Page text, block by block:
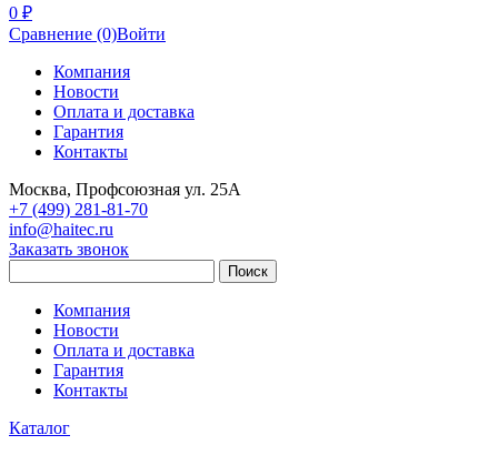
0 ₽
Сравнение (0)Войти
Компания
Новости
Оплата и доставка
Гарантия
Контакты
Москва, Профсоюзная ул. 25А
+7 (499) 281-81-70
info@haitec.ru
Заказать звонок
Поиск
Компания
Новости
Оплата и доставка
Гарантия
Контакты
Каталог